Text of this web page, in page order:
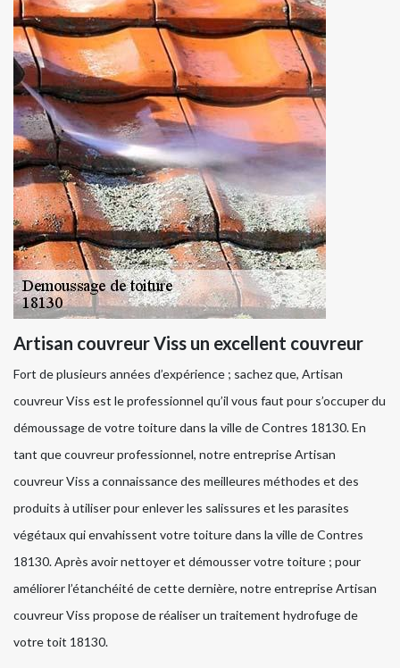
Artisan couvreur Viss un excellent couvreur
Fort de plusieurs années d’expérience ; sachez que, Artisan
couvreur Viss est le professionnel qu’il vous faut pour s’occuper du
démoussage de votre toiture dans la ville de Contres 18130. En
tant que couvreur professionnel, notre entreprise Artisan
couvreur Viss a connaissance des meilleures méthodes et des
produits à utiliser pour enlever les salissures et les parasites
végétaux qui envahissent votre toiture dans la ville de Contres
18130. Après avoir nettoyer et démousser votre toiture ; pour
améliorer l’étanchéité de cette dernière, notre entreprise Artisan
couvreur Viss propose de réaliser un traitement hydrofuge de
votre toit 18130.